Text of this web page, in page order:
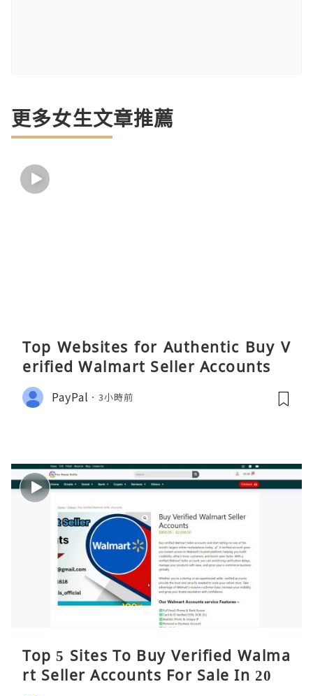
更多女生文章推薦
Top Websites for Authentic Buy V
erified Walmart Seller Accounts
PayPal 3小時前
Top 5 Sites To Buy Verified Walma
rt Seller Accounts For Sale In 2026